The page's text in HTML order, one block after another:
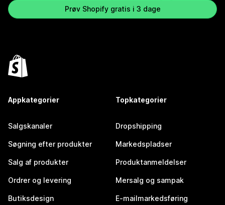
Prøv Shopify gratis i 3 dage
Appkategorier
Salgskanaler
Søgning efter produkter
Salg af produkter
Ordrer og levering
Butiksdesign
Topkategorier
Dropshipping
Markedspladser
Produktanmeldelser
Mersalg og sampak
E-mailmarkedsføring